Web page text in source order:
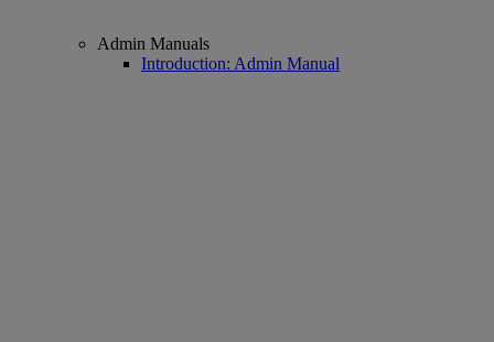
Admin Manuals
Introduction: Admin Manual